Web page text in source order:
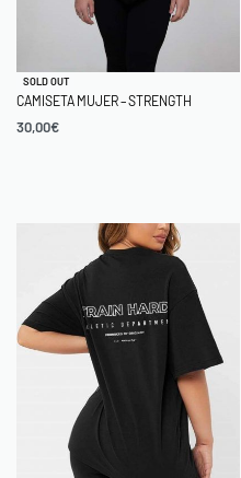
SOLD OUT
CAMISETA MUJER – STRENGTH
30,00€